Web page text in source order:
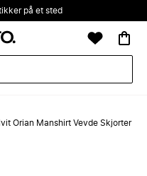
på et sted
Orian Manshirt Vevde Skjorter